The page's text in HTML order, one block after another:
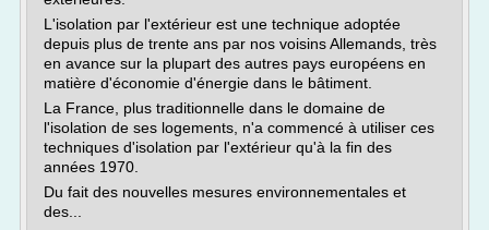
L'isolation par l'extérieur est une technique adoptée
depuis plus de trente ans par nos voisins Allemands, très
en avance sur la plupart des autres pays européens en
matière d'économie d'énergie dans le bâtiment.
La France, plus traditionnelle dans le domaine de
l'isolation de ses logements, n'a commencé à utiliser ces
techniques d'isolation par l'extérieur qu'à la fin des
années 1970.
Du fait des nouvelles mesures environnementales et
des...